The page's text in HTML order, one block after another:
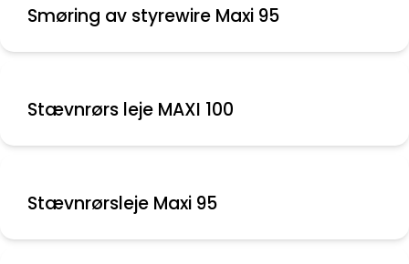
Smøring av styrewire Maxi 95
Stævnrørs leje MAXI 100
Stævnrørsleje Maxi 95